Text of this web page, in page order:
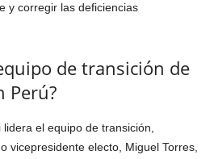
y corregir las deficiencias
de transición de
Perú?
el equipo de transición,
vicepresidente electo, Miguel Torres,